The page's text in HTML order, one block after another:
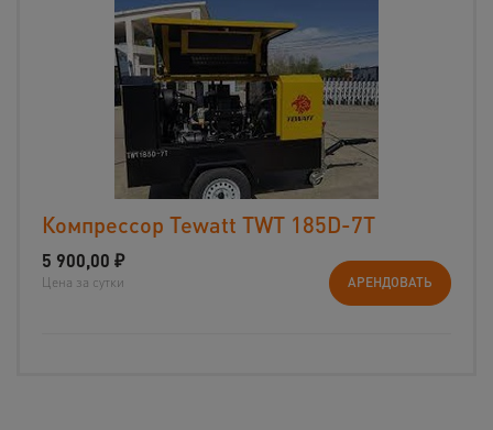
Компрессор Tewatt TWT 185D-7T
5 900,00 ₽
Цена за сутки АРЕНДОВАТЬ